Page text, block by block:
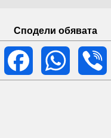
Сподели обявата
Email
Facebook WhatsApp